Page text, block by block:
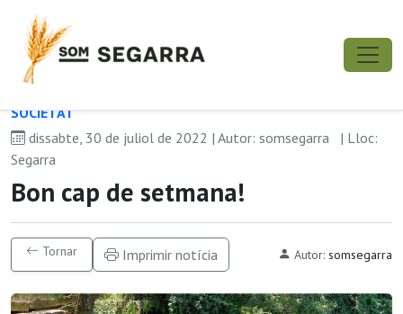
SOCIETAT
dissabte, 30 de juliol de 2022 | Autor: somsegarra
| Lloc:
Segarra
Bon cap de setmana!
Tornar Imprimir notícia Autor: somsegarra